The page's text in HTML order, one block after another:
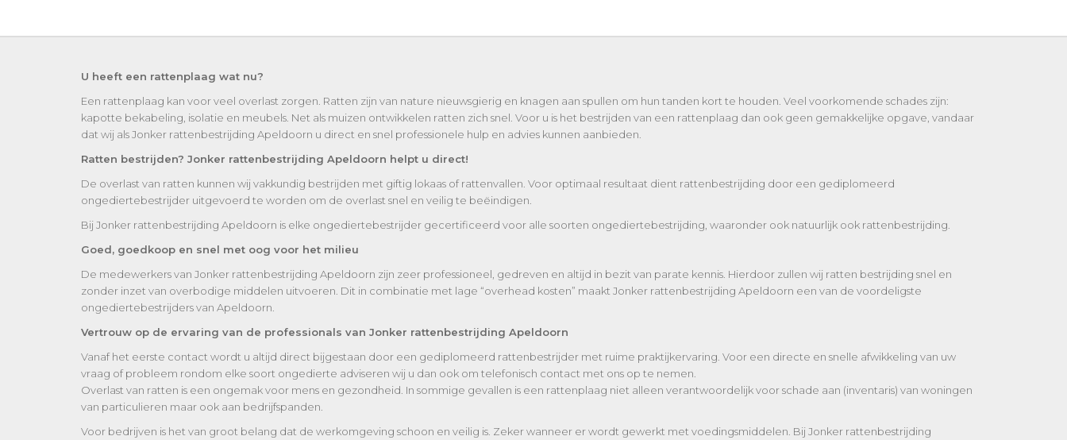
U heeft een rattenplaag wat nu?
Een rattenplaag kan voor veel overlast zorgen. Ratten zijn van nature nieuwsgierig en knagen aan spullen om hun tanden kort te houden. Veel voorkomende schades zijn:
kapotte bekabeling, isolatie en meubels. Net als muizen ontwikkelen ratten zich snel. Voor u is het bestrijden van een rattenplaag dan ook geen gemakkelijke opgave, vandaar
dat wij als Jonker rattenbestrijding Apeldoorn u direct en snel professionele hulp en advies kunnen aanbieden.
Ratten bestrijden? Jonker rattenbestrijding Apeldoorn helpt u direct!
De overlast van ratten kunnen wij vakkundig bestrijden met giftig lokaas of rattenvallen. Voor optimaal resultaat dient rattenbestrijding door een gediplomeerd
ongediertebestrijder uitgevoerd te worden om de overlast snel en veilig te beëindigen.
Bij Jonker rattenbestrijding Apeldoorn is elke ongediertebestrijder gecertificeerd voor alle soorten ongediertebestrijding, waaronder ook natuurlijk ook rattenbestrijding.
Goed, goedkoop en snel met oog voor het milieu
De medewerkers van Jonker rattenbestrijding Apeldoorn zijn zeer professioneel, gedreven en altijd in bezit van parate kennis. Hierdoor zullen wij ratten bestrijding snel en
zonder inzet van overbodige middelen uitvoeren. Dit in combinatie met lage “overhead kosten” maakt Jonker rattenbestrijding Apeldoorn een van de voordeligste
ongediertebestrijders van Apeldoorn.
Vertrouw op de ervaring van de professionals van Jonker rattenbestrijding Apeldoorn
Vanaf het eerste contact wordt u altijd direct bijgestaan door een gediplomeerd rattenbestrijder met ruime praktijkervaring. Voor een directe en snelle afwikkeling van uw
vraag of probleem rondom elke soort ongedierte adviseren wij u dan ook om telefonisch contact met ons op te nemen.
Overlast van ratten is een ongemak voor mens en gezondheid. In sommige gevallen is een rattenplaag niet alleen verantwoordelijk voor schade aan (inventaris) van woningen
van particulieren maar ook aan bedrijfspanden.
Voor bedrijven is het van groot belang dat de werkomgeving schoon en veilig is. Zeker wanneer er wordt gewerkt met voedingsmiddelen. Bij Jonker rattenbestrijding